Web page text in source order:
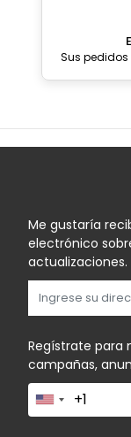
Sus pedidos
Me gustaría
electrónico
actualizaciones.
Regístrate para
campañas,